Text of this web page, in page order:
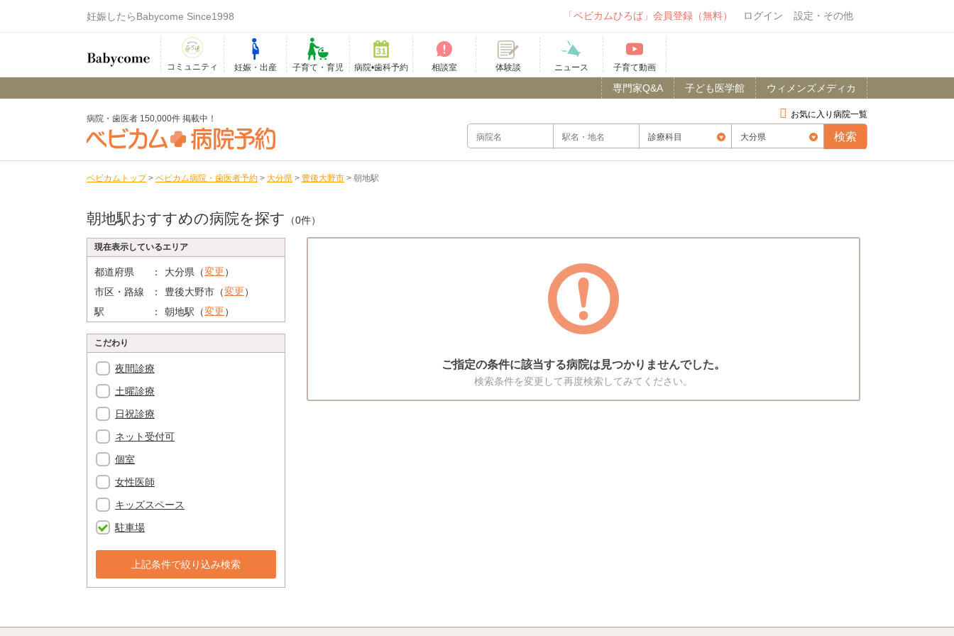
妊娠したらBabycome Since1998 「ベビカムひろば」会員登録（無料） ログイン 設定・その他
コミュニティ 妊娠・出産 子育て・育児 病院•歯科予約 相談室 体験談 ニュース 子育て動画
ウィメンズメディカ
子ども医学館
専門家Q&A
お気に入り病院一覧
病院・歯医者 150,000件 掲載中！
ベビカムトップ > ベビカム病院・歯医者予約 > 大分県 > 豊後大野市 > 朝地駅
朝地駅おすすめの病院を探す （0件）
現在表示しているエリア
都道府県 大分県（変更）
市区・路線
豊後大野市（変更）
駅
朝地駅（変更）
こだわり
夜間診療
土曜診療
日祝診療
ネット受付可
個室
女性医師
キッズスペース
駐車場
上記条件で絞り込み検索
ご指定の条件に該当する病院は見つかりませんでした。
検索条件を変更して再度検索してみてください。